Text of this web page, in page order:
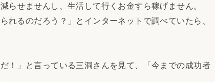
せませんし、生活して行くお金すら稼げません。
るのだろう？」とインターネットで調べていたら、
！」と言っている三洞さんを見て、「今までの成功者